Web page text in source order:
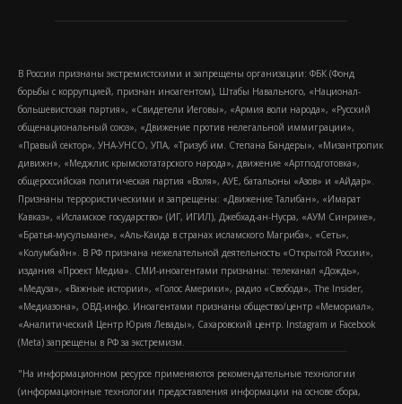
В России признаны экстремистскими и запрещены организации: ФБК (Фонд
борьбы с коррупцией, признан иноагентом), Штабы Навального, «Национал-
большевистская партия», «Свидетели Иеговы», «Армия воли народа», «Русский
общенациональный союз», «Движение против нелегальной иммиграции»,
«Правый сектор», УНА-УНСО, УПА, «Тризуб им. Степана Бандеры», «Мизантропик
дивижн», «Меджлис крымскотатарского народа», движение «Артподготовка»,
общероссийская политическая партия «Воля», АУЕ, батальоны «Азов» и «Айдар».
Признаны террористическими и запрещены: «Движение Талибан», «Имарат
Кавказ», «Исламское государство» (ИГ, ИГИЛ), Джебхад-ан-Нусра, «АУМ Синрике»,
«Братья-мусульмане», «Аль-Каида в странах исламского Магриба», «Сеть»,
«Колумбайн». В РФ признана нежелательной деятельность «Открытой России»,
издания «Проект Медиа». СМИ-иноагентами признаны: телеканал «Дождь»,
«Медуза», «Важные истории», «Голос Америки», радио «Свобода», The Insider,
«Медиазона», ОВД-инфо. Иноагентами признаны общество/центр «Мемориал»,
«Аналитический Центр Юрия Левады», Сахаровский центр. Instagram и Facebook
(Metа) запрещены в РФ за экстремизм.
"На информационном ресурсе применяются рекомендательные технологии
(информационные технологии предоставления информации на основе сбора,